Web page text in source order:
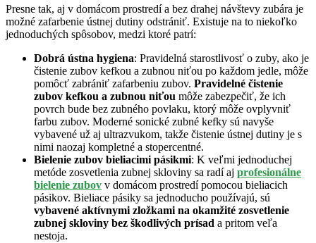
Presne tak, aj v domácom prostredí a bez drahej návštevy zubára je
možné zafarbenie ústnej dutiny odstrániť. Existuje na to niekoľko
jednoduchých spôsobov, medzi ktoré patrí:
Dobrá ústna hygiena: Pravidelná starostlivosť o zuby, ako je
čistenie zubov kefkou a zubnou niťou po každom jedle, môže
pomôcť zabrániť zafarbeniu zubov. Pravidelné čistenie
zubov kefkou a zubnou niťou môže zabezpečiť, že ich
povrch bude bez zubného povlaku, ktorý môže ovplyvniť
farbu zubov. Moderné sonické zubné kefky sú navyše
vybavené už aj ultrazvukom, takže čistenie ústnej dutiny je s
nimi naozaj kompletné a stopercentné.
Bielenie zubov bieliacimi pásikmi: K veľmi jednoduchej
metóde zosvetlenia zubnej skloviny sa radí aj profesionálne
bielenie zubov v domácom prostredí pomocou bieliacich
pásikov. Bieliace pásiky sa jednoducho používajú, sú
vybavené aktívnymi zložkami na okamžité zosvetlenie
zubnej skloviny bez škodlivých prísad a pritom veľa
nestoja.